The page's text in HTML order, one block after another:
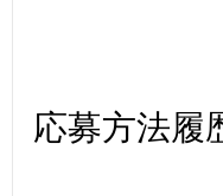
応募方法履